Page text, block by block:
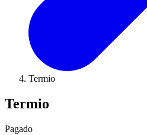
Termio
Termio
Pagado